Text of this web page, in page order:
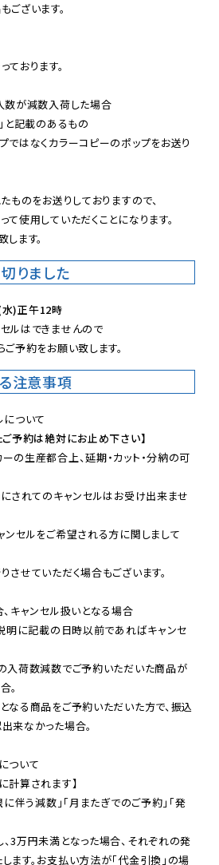
ございます。
おります。
数が減数入荷した場合
と記載のあるもの
ではなくカラーコピーのポップをお送り
ものをお送りしておりますので、
使用していただくことになります。
ます。
りました
)正午12時
ルはできませんので
予約をお願い致します。
注意事項
ご予約は絶対にお止め下さい】
の生産都合上、延期・カット・分納の可
にされてのキャンセルはお受け出来ませ
ンセルをご希望される方に関しまして
させていただく場合もございます。
キャンセル扱いとなる場合
明に記載の日時以前であればキャンセ
入荷数減数でご予約いただいた商品が
。
なる商品をご予約いただいた方で、振込
来なかった場合。
ついて
計算されます】
に伴う減数」「月またぎでのご予約」「発
3万円未満となった場合、それぞれの発
ます。お支払い方法が「代金引換」の場